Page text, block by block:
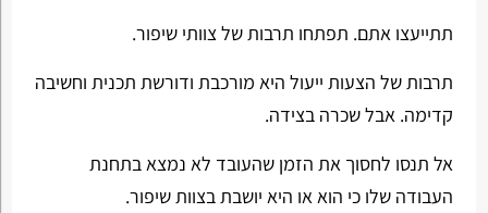
תתייעצו אתם. תפתחו תרבות של צוותי שיפור.
תרבות של הצעות ייעול היא מורכבת ודורשת תכנית וחשיבה
קדימה. אבל שכרה בצידה.
אל תנסו לחסוך את הזמן שהעובד לא נמצא בתחנת
העבודה שלו כי הוא או היא יושבת בצוות שיפור.